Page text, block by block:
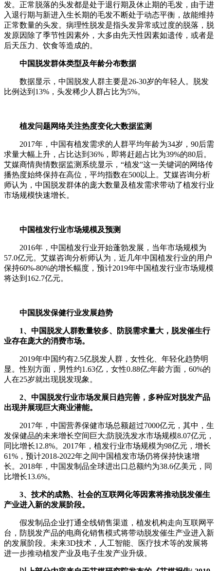
发。正常脱落的头发都是处于退行期及休止期的毛发，由于进
入退行期与新进入生长期的毛发不断处于动态平衡，故能维持
正常数量的头发。病理性脱发是指头发异常或过度的脱落，脱
发原因除了季节性因素外，大多由先天性因素如遗传，或者是
后天压力、饮食等造成的。
中国脱发群体类型及年龄分布数据
数据显示，中国脱发人群主要是26-30岁的年轻人。脱发
比例达到13%，头发稀少人群占比为5%。
植发问题网络关注热度变化大数据监测
2017年，中国有植发需求的人群平均年龄为34岁，90后需
求量大幅上升，占比达到36%，即将赶超占比为39%的80后。
艾媒商情舆情数据监测系统显示，“植发”这一关键词的网络传
播热度始终保持在高位，平均指数在500以上。艾媒咨询分析
师认为，中国脱发群体的庞大数量及植发需求带动了植发行业
市场规模快速增长。
中国植发行业市场规模及预测
2016年，中国植发行业开始蓬勃发展，当年市场规模为
57.0亿元。艾媒咨询分析师认为，近几年中国植发行业的用户
保持60%-80%的增长幅度，预计2019年中国植发行业市场规模
将达到162.7亿元。
中国脱发保健行业发展趋势
1、中国脱发人群数量较多、防脱需求量大，脱发催生行
业存在庞大的消费市场。
2019年中国约有2.5亿脱发人群，女性化、年轻化趋势明
显。性别方面，男性约1.63亿，女性0.88亿;年龄方面，60%的
人在25岁就出现脱发现象。
2、中国脱发行业市场发展日趋完善，多种应对脱发产品
出现并展现巨大商业潜能。
2017年，中国营养保健市场总额超过7000亿元，其中，生
发保健品的未来增长空间巨大;防脱洗发水市场规模8.07亿元，
同比增长12.8%。2017年，植发行业市场规模为98亿元，增长
61%，预计2018-2022年之间中国植发市场仍将保持快速增
长。2018年，中国发制品全球进出口总额约为38.6亿美元，同
比增长13.6%。
3、技术的成熟、社会的互联网化等因素将推动脱发催生
产业进入新的发展阶段。
假发制品企业打通全线销售渠道，植发机构走向互联网平
台，防脱发产品的电商化销售模式将带动脱发催生产业进入新
的发展阶段。未来3D技术，人工智能、医疗技术等的发展将
进一步推动植发产业及电子生发产业升级。